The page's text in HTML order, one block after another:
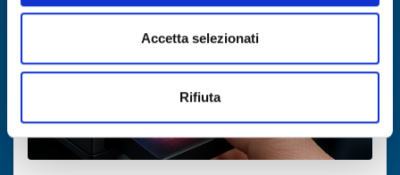
Accetta selezionati
Rifiuta